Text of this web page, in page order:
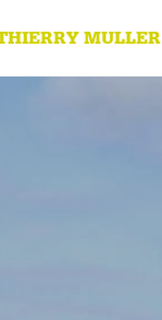
MULLER